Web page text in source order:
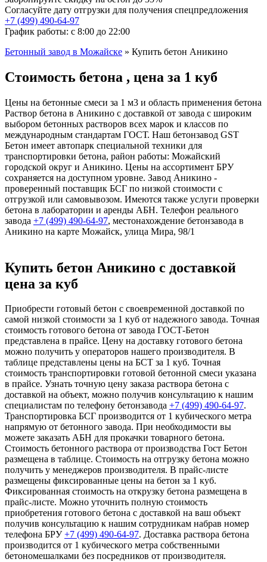
Согласуйте дату отгрузки для получения спецпредложения
+7 (499) 490-64-97
График работы: с 8:00 до 22:00
Бетонный завод в Можайске » Купить бетон Аникино
Стоимость бетона , цена за 1 куб
Цены на бетонные смеси за 1 м3 и область применения бетона
Раствор бетона в Аникино с доставкой от завода с широким
выбором бетонных растворов всех марок и классов по
международным стандартам ГОСТ. Наш бетонзавод GST
Бетон имеет автопарк специальной техники для
транспортировки бетона, район работы: Можайский
городской округ и Аникино. Цены на ассортимент БРУ
сохраняется на доступном уровне. Завод Аникино -
проверенный поставщик БСГ по низкой стоимости с
отгрузкой или самовывозом. Имеются также услуги проверки
бетона в лаборатории и аренды АБН. Телефон реального
завода +7 (499) 490-64-97, местонахождение бетонзавода в
Аникино на карте Можайск, улица Мира, 98/1
Купить бетон Аникино с доставкой
цена за куб
Приобрести готовый бетон с своевременной доставкой по
самой низкой стоимости за 1 куб от надежного завода. Точная
стоимость готового бетона от завода ГОСТ-Бетон
представлена в прайсе. Цену на доставку готового бетона
можно получить у операторов нашего производителя. В
таблице представлены цены на БСТ за 1 куб. Точная
стоимость транспортировки готовой бетонной смеси указана
в прайсе. Узнать точную цену заказа раствора бетона с
доставкой на объект, можно получив консультацию к нашим
специалистам по телефону бетонзавода +7 (499) 490-64-97.
Транспортировка БСГ производится от 1 кубического метра
напрямую от бетонного завода. При необходимости вы
можете заказать АБН для прокачки товарного бетона.
Стоимость бетонного раствора от производства Гост Бетон
размещена в таблице. Стоимость на отгрузку бетона можно
получить у менеджеров производителя. В прайс-листе
размещены фиксированные цены на бетон за 1 куб.
Фиксированная стоимость на открузку бетона размещена в
прайс-листе. Можно уточнить полную стоимость
приобретения готового бетона с доставкой на ваш объект
получив консультацию к нашим сотрудникам набрав номер
телефона БРУ+7 (499) 490-64-97. Доставка раствора бетона
производится от 1 кубического метра собственными
бетономешалками без посредников от производителя.